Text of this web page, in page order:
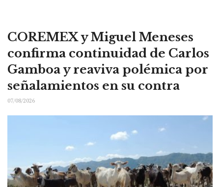
COREMEX y Miguel Meneses
confirma continuidad de Carlos
Gamboa y reaviva polémica por
señalamientos en su contra
07/08/2026